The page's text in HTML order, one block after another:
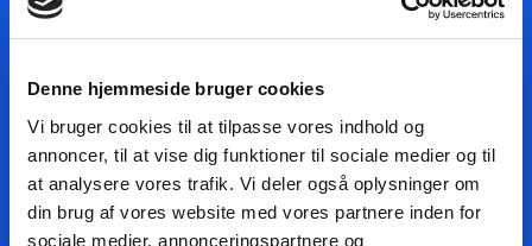
Denne hjemmeside bruger cookies
Vi bruger cookies til at tilpasse vores indhold og
annoncer, til at vise dig funktioner til sociale medier og til
at analysere vores trafik. Vi deler også oplysninger om
din brug af vores website med vores partnere inden for
sociale medier, annonceringspartnere og
TILMELD NYHEDSMAIL